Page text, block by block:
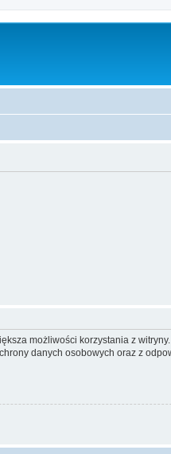
możliwości korzystania z
danych osobowych oraz z